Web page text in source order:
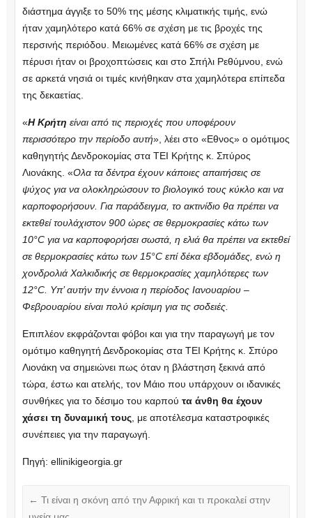
διάστημα άγγιξε το 50% της μέσης κλιματικής τιμής, ενώ
ήταν χαμηλότερο κατά 66% σε σχέση με τις βροχές της
περσινής περιόδου. Μειωμένες κατά 66% σε σχέση με
πέρυσι ήταν οι βροχοπτώσεις και στο Σπήλι Ρεθύμνου, ενώ
σε αρκετά νησιά οι τιμές κινήθηκαν στα χαμηλότερα επίπεδα
της δεκαετίας.
«Η Κρήτη είναι από τις περιοχές που υποφέρουν
περισσότερο την περίοδο αυτή», λέει στο «Εθνος» ο ομότιμος
καθηγητής Δενδροκομίας στα ΤΕΙ Κρήτης κ. Σπύρος
Λιονάκης. «Ολα τα δέντρα έχουν κάποιες απαιτήσεις σε
ψύχος για να ολοκληρώσουν το βιολογικό τους κύκλο και να
καρποφορήσουν. Για παράδειγμα, το ακτινίδιο θα πρέπει να
εκτεθεί τουλάχιστον 900 ώρες σε θερμοκρασίες κάτω των
10°C για να καρποφορήσει σωστά, η ελιά θα πρέπει να εκτεθεί
σε θερμοκρασίες κάτω των 15°C επί δέκα εβδομάδες, ενώ η
χονδρολιά Χαλκιδικής σε θερμοκρασίες χαμηλότερες των
12°C. Υπ’ αυτήν την έννοια η περίοδος Ιανουαρίου –
Φεβρουαρίου είναι πολύ κρίσιμη για τις σοδειές.
Επιπλέον εκφράζονται φόβοι και για την παραγωγή με τον
ομότιμο καθηγητή Δενδροκομίας στα ΤΕΙ Κρήτης κ. Σπύρο
Λιονάκη να σημειώνει πως όταν η βλάστηση ξεκινά από
τώρα, έστω και ατελής, τον Μάιο που υπάρχουν οι ιδανικές
συνθήκες για το δέσιμο του καρπού τα άνθη θα έχουν
χάσει τη δυναμική τους, με αποτέλεσμα καταστροφικές
συνέπειες για την παραγωγή.
Πηγή: ellinikigeorgia.gr
← Τι είναι η σκόνη από την Αφρική και τι προκαλεί στην